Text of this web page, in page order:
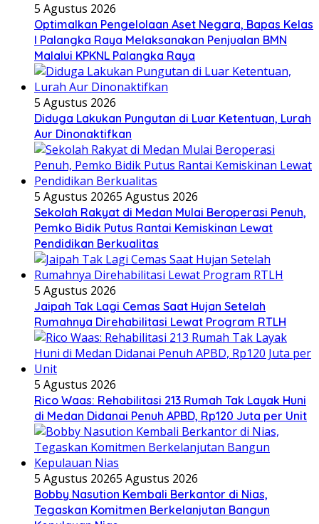
5 Agustus 2026
Optimalkan Pengelolaan Aset Negara, Bapas Kelas
I Palangka Raya Melaksanakan Penjualan BMN
Malalui KPKNL Palangka Raya
5 Agustus 2026
Diduga Lakukan Pungutan di Luar Ketentuan, Lurah
Aur Dinonaktifkan
5 Agustus 20265 Agustus 2026
Sekolah Rakyat di Medan Mulai Beroperasi Penuh,
Pemko Bidik Putus Rantai Kemiskinan Lewat
Pendidikan Berkualitas
5 Agustus 2026
Jaipah Tak Lagi Cemas Saat Hujan Setelah
Rumahnya Direhabilitasi Lewat Program RTLH
5 Agustus 2026
Rico Waas: Rehabilitasi 213 Rumah Tak Layak Huni
di Medan Didanai Penuh APBD, Rp120 Juta per Unit
5 Agustus 20265 Agustus 2026
Bobby Nasution Kembali Berkantor di Nias,
Tegaskan Komitmen Berkelanjutan Bangun